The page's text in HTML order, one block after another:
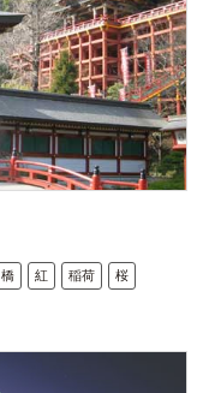
橋 紅 稲荷 桜